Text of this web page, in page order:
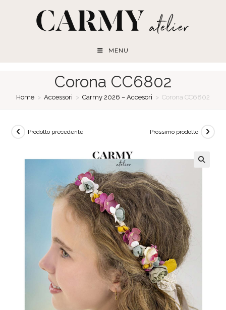
MENU
Corona CC6802
Home > Accessori > Carmy 2026 – Accesori > Corona CC6802
Prodotto precedente Prossimo prodotto